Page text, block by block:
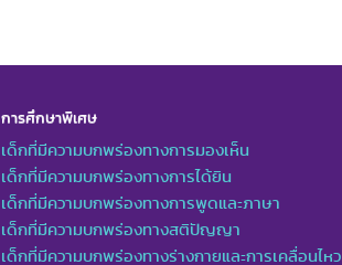
การศึกษาพิเศษ
เด็กที่มีความบกพร่องทางการมองเห็น
เด็กที่มีความบกพร่องทางการได้ยิน
เด็กที่มีความบกพร่องทางการพูดและภาษา
เด็กที่มีความบกพร่องทางสติปัญญา
เด็กที่มีความบกพร่องทางร่างกายและการเคลื่อนไหว